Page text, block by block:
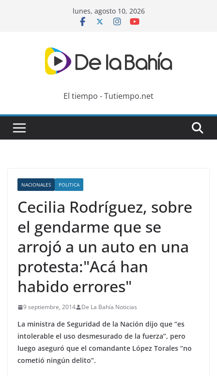
lunes, agosto 10, 2026
El tiempo - Tutiempo.net
NACIONALES POLITICA
Cecilia Rodríguez, sobre
el gendarme que se
arrojó a un auto en una
protesta:"Acá han
habido errores"
9 septiembre, 2014 De La Bahía Noticias
La ministra de Seguridad de la Nación dijo que “es
intolerable el uso desmesurado de la fuerza”, pero
luego aseguró que el comandante López Torales “no
cometió ningún delito”.